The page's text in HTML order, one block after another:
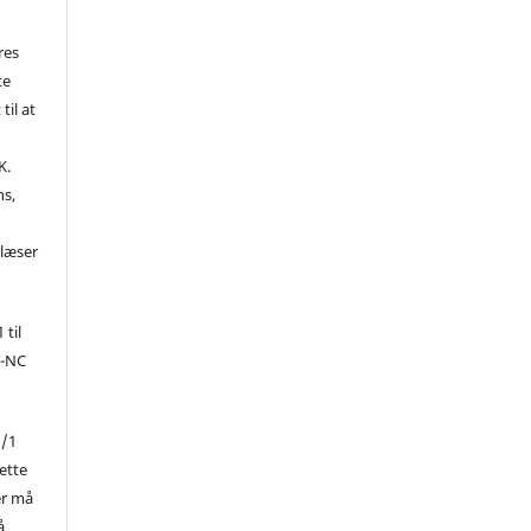
til at
til
NC
1
må